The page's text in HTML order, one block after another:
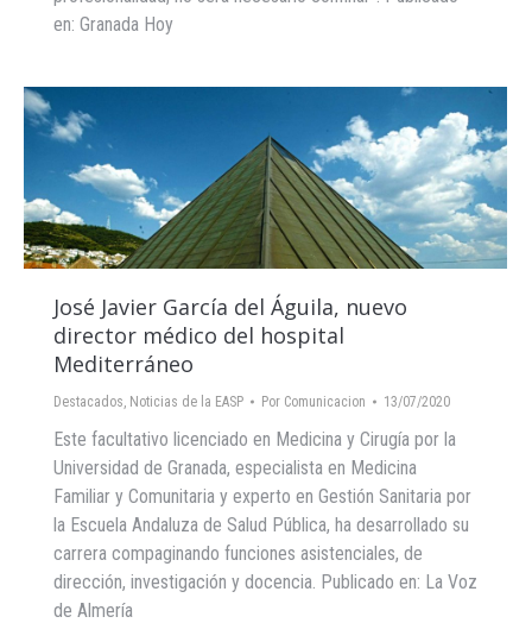
en: Granada Hoy
José Javier García del Águila, nuevo
director médico del hospital
Mediterráneo
Destacados Noticias de la EASP Por Comunicacion 13/07/2020
Este facultativo licenciado en Medicina y Cirugía por la
Universidad de Granada, especialista en Medicina
Familiar y Comunitaria y experto en Gestión Sanitaria por
la Escuela Andaluza de Salud Pública, ha desarrollado su
carrera compaginando funciones asistenciales, de
dirección, investigación y docencia. Publicado en: La Voz
de Almería